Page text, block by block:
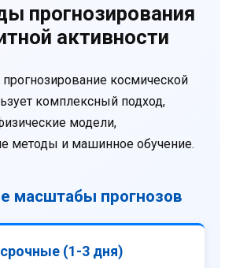
прогнозирования
активности
космической
комплексный подход,
модели,
методы и машинное обучение.
масштабы прогнозов
(1-3 дня)